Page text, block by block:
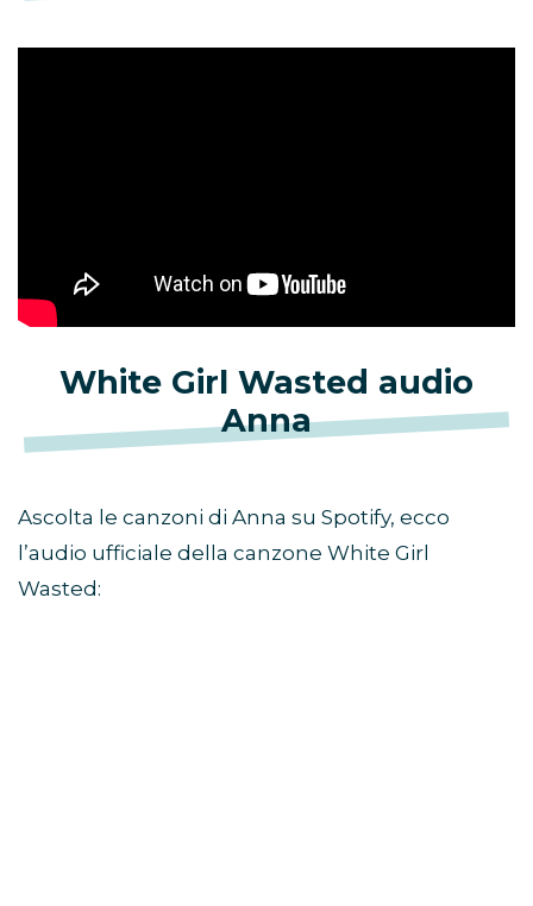
White Girl Wasted audio
Anna
Ascolta le canzoni di Anna su Spotify, ecco
l’audio ufficiale della canzone White Girl
Wasted: